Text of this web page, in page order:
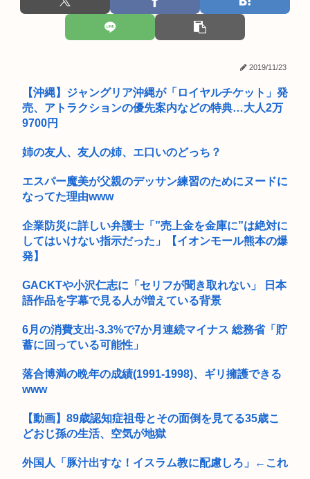
国家情報局のスパイ通報フォーム、マイクロソフト365だった
高市首相、出張マッサージへ
【熊本地震】厚労省「被災者に10万円貸し付けます」
【画像】イケおじ(56)、中学生にナイフ突きつけて脅してレ●
竹田天皇、小学生に「Snow Manに女がいたらSnow Man...
39歳手取り21万ってヤバいのか？
【悲報】「果糖」が「がん転移」を促すと判明
⚠WARNING!!⚠生成AIが「新ウイルス」設計 細菌内で増殖...
【画像】ドスケベ体育祭、開幕ｗｗｗ
七越の1...
GACKTや小沢仁志の「セリフが聞き取れない」 日本語作品を
字幕...
東広島市の殺人放火事件 逮捕の「義理のおい」倉本幹太容疑者
夫婦...
広島 ジジババが群れてきちがい沙汰に【グロ中尉】
利！！！...
地震アラートって鳴るのにびびって どうしたらいいかわからん
2019/11/23
【沖縄】ジャングリア沖縄が「ロイヤルチケット」発
売、アトラクションの優先案内などの特典…大人2万
9700円
姉の友人、友人の姉、エ口いのどっち？
エスパー魔美が父親のデッサン練習のためにヌードに
なってた理由www
企業防災に詳しい弁護士「”売上金を金庫に”は絶対に
してはいけない指示だった」【イオンモール熊本の爆
発】
GACKTや小沢仁志に「セリフが聞き取れない」 日本
語作品を字幕で見る人が増えている背景
6月の消費支出-3.3%で7か月連続マイナス 総務省「貯
蓄に回っている可能性」
落合博満の晩年の成績(1991-1998)、ギリ擁護できる
www
【動画】89歳認知症祖母とその面倒を見てる35歳こ
どおじ孫の生活、空気が地獄
外国人「豚汁出すな！イスラム教に配慮しろ」←これ